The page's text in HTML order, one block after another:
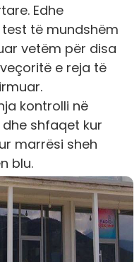
Edhe
të mundshëm
vetëm për disa
e reja të
kontrolli në
shfaqet kur
marrësi sheh
blu.